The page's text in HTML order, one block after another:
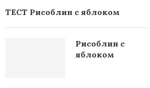
ТЕСТ Рисоблин с яблоком
Рисоблин с
яблоком